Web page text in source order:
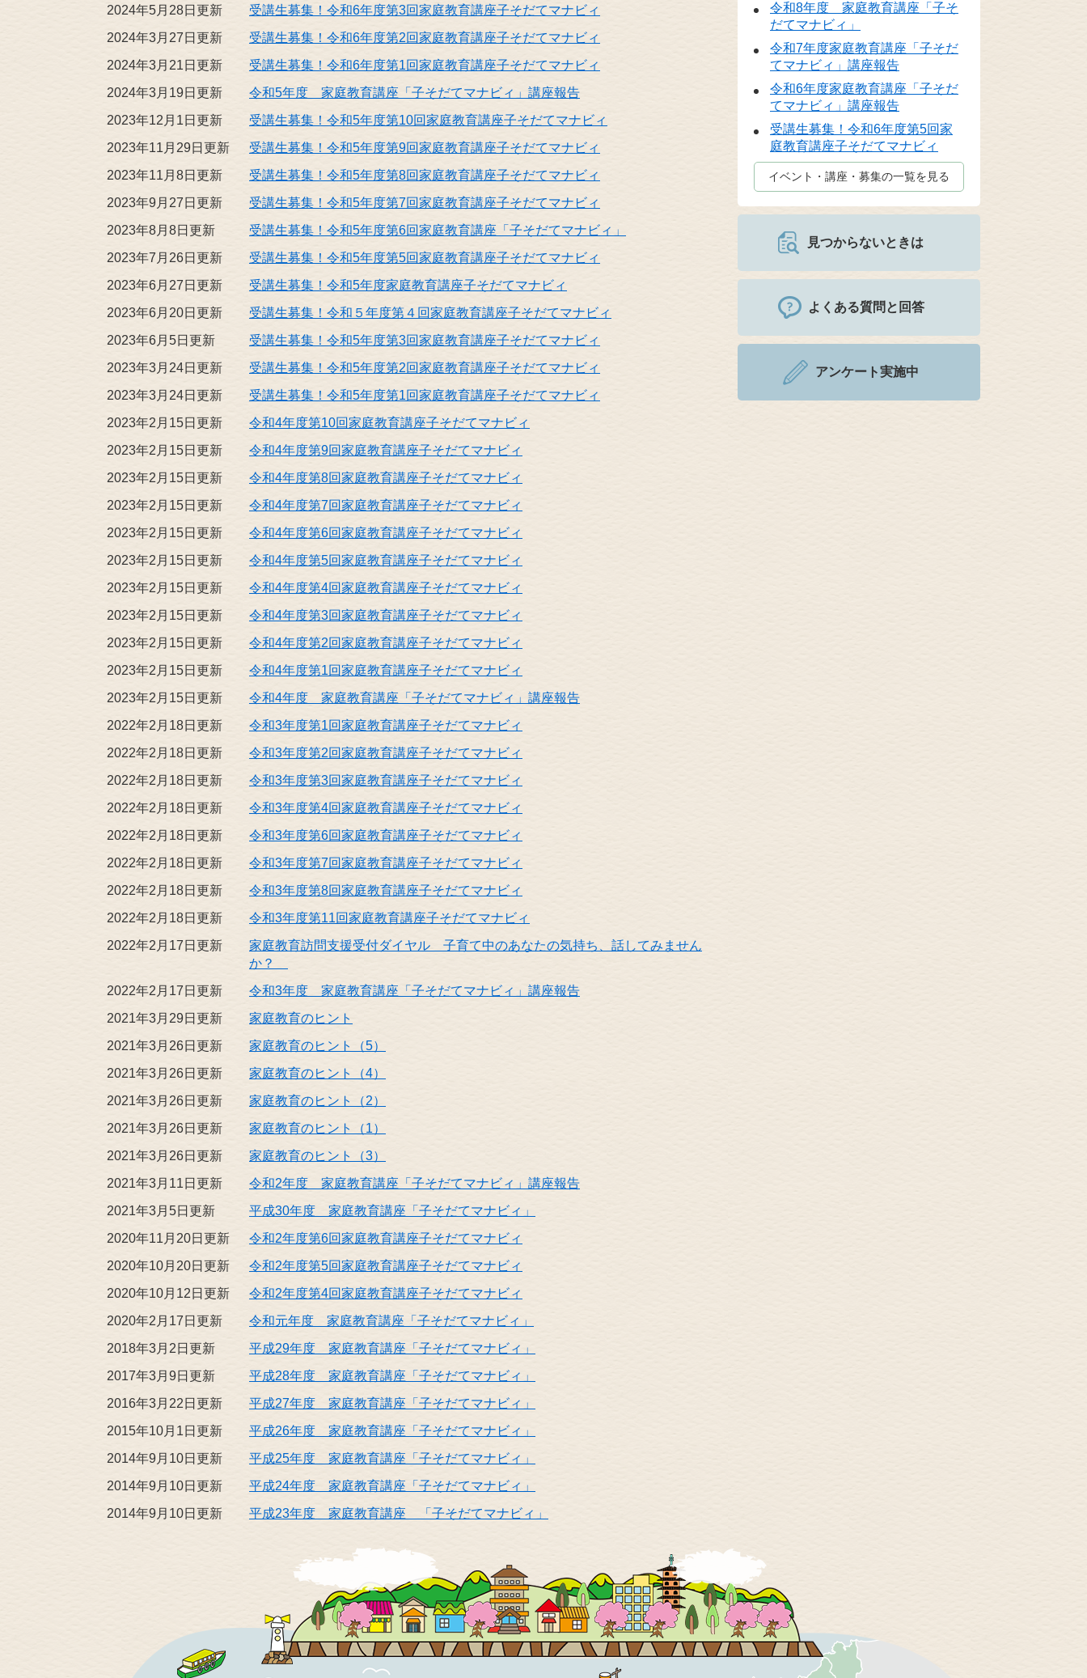
2024年5月28日更新
受講生募集！令和6年度第3回家庭教育講座子そだてマナビィ
2024年3月27日更新
受講生募集！令和6年度第2回家庭教育講座子そだてマナビィ
2024年3月21日更新
受講生募集！令和6年度第1回家庭教育講座子そだてマナビィ
2024年3月19日更新
令和5年度 家庭教育講座「子そだてマナビィ」講座報告
2023年12月1日更新
受講生募集！令和5年度第10回家庭教育講座子そだてマナビィ
2023年11月29日更新
受講生募集！令和5年度第9回家庭教育講座子そだてマナビィ
2023年11月8日更新
受講生募集！令和5年度第8回家庭教育講座子そだてマナビィ
2023年9月27日更新
受講生募集！令和5年度第7回家庭教育講座子そだてマナビィ
2023年8月8日更新
受講生募集！令和5年度第6回家庭教育講座「子そだてマナビィ」
2023年7月26日更新
受講生募集！令和5年度第5回家庭教育講座子そだてマナビィ
2023年6月27日更新
受講生募集！令和5年度家庭教育講座子そだてマナビィ
2023年6月20日更新
受講生募集！令和５年度第４回家庭教育講座子そだてマナビィ
2023年6月5日更新
受講生募集！令和5年度第3回家庭教育講座子そだてマナビィ
2023年3月24日更新
受講生募集！令和5年度第2回家庭教育講座子そだてマナビィ
2023年3月24日更新
受講生募集！令和5年度第1回家庭教育講座子そだてマナビィ
2023年2月15日更新
令和4年度第10回家庭教育講座子そだてマナビィ
2023年2月15日更新
令和4年度第9回家庭教育講座子そだてマナビィ
2023年2月15日更新
令和4年度第8回家庭教育講座子そだてマナビィ
2023年2月15日更新
令和4年度第7回家庭教育講座子そだてマナビィ
2023年2月15日更新
令和4年度第6回家庭教育講座子そだてマナビィ
2023年2月15日更新
令和4年度第5回家庭教育講座子そだてマナビィ
2023年2月15日更新
令和4年度第4回家庭教育講座子そだてマナビィ
2023年2月15日更新
令和4年度第3回家庭教育講座子そだてマナビィ
2023年2月15日更新
令和4年度第2回家庭教育講座子そだてマナビィ
2023年2月15日更新
令和4年度第1回家庭教育講座子そだてマナビィ
2023年2月15日更新
令和4年度 家庭教育講座「子そだてマナビィ」講座報告
2022年2月18日更新
令和3年度第1回家庭教育講座子そだてマナビィ
2022年2月18日更新
令和3年度第2回家庭教育講座子そだてマナビィ
2022年2月18日更新
令和3年度第3回家庭教育講座子そだてマナビィ
2022年2月18日更新
令和3年度第4回家庭教育講座子そだてマナビィ
2022年2月18日更新
令和3年度第6回家庭教育講座子そだてマナビィ
2022年2月18日更新
令和3年度第7回家庭教育講座子そだてマナビィ
2022年2月18日更新
令和3年度第8回家庭教育講座子そだてマナビィ
2022年2月18日更新
令和3年度第11回家庭教育講座子そだてマナビィ
2022年2月17日更新
家庭教育訪問支援受付ダイヤル 子育て中のあなたの気持ち、話してみません
か？
2022年2月17日更新
令和3年度 家庭教育講座「子そだてマナビィ」講座報告
2021年3月29日更新
家庭教育のヒント
2021年3月26日更新
家庭教育のヒント（5）
2021年3月26日更新
家庭教育のヒント（4）
2021年3月26日更新
家庭教育のヒント（2）
2021年3月26日更新
家庭教育のヒント（1）
2021年3月26日更新
家庭教育のヒント（3）
2021年3月11日更新
令和2年度 家庭教育講座「子そだてマナビィ」講座報告
2021年3月5日更新
平成30年度 家庭教育講座「子そだてマナビィ」
2020年11月20日更新
令和2年度第6回家庭教育講座子そだてマナビィ
2020年10月20日更新
令和2年度第5回家庭教育講座子そだてマナビィ
2020年10月12日更新
令和2年度第4回家庭教育講座子そだてマナビィ
2020年2月17日更新
令和元年度 家庭教育講座「子そだてマナビィ」
2018年3月2日更新
平成29年度 家庭教育講座「子そだてマナビィ」
2017年3月9日更新
平成28年度 家庭教育講座「子そだてマナビィ」
2016年3月22日更新
平成27年度 家庭教育講座「子そだてマナビィ」
2015年10月1日更新
平成26年度 家庭教育講座「子そだてマナビィ」
2014年9月10日更新
平成25年度 家庭教育講座「子そだてマナビィ」
2014年9月10日更新
平成24年度 家庭教育講座「子そだてマナビィ」
2014年9月10日更新
平成23年度 家庭教育講座 「子そだてマナビィ」
令和8年度 家庭教育講座「子そ
だてマナビィ」
令和7年度家庭教育講座「子そだ
てマナビィ」講座報告
令和6年度家庭教育講座「子そだ
てマナビィ」講座報告
受講生募集！令和6年度第5回家
庭教育講座子そだてマナビィ
イベント・講座・募集の一覧を見る
見つからないときは
よくある質問と回答
アンケート実施中